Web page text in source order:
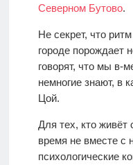
Северном Бутово.
Не секрет, что
городе порождает
говорят, что мы в-
немногие знают, в
Цой.
Для тех, кто
время не вместе с
психологические